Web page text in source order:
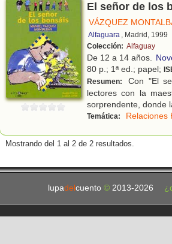
El señor de los
VÁZQUEZ
Alfaguara , Madrid, 1999
Colección: Alfaguay
De 12 a 14 años.
80 p.; 1ª ed.; papel;
Resumen:
Con "El
lectores con la
sorprendente, donde
Temática: Relaciones
Mostrando del 1 al 2 de 2 resultados.
lupadel cuento © 2013-2026